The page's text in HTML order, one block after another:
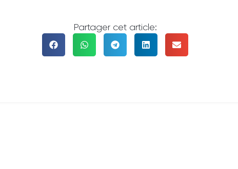
Partager cet article: